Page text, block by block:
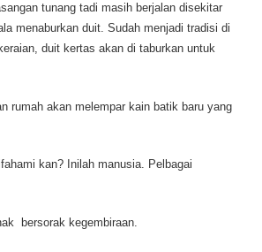
tunang tadi masih berjalan disekitar
menaburkan duit. Sudah menjadi tradisi di
duit kertas akan di taburkan untuk
rumah akan melempar kain batik baru yang
kan? Inilah manusia. Pelbagai
bersorak kegembiraan.